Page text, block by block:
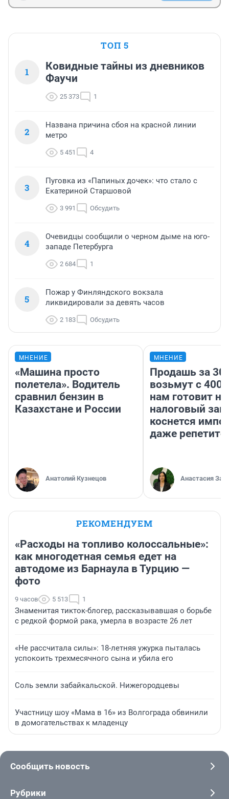
ТОП 5
1
Ковидные тайны из дневников
Фаучи
25 373 1
2
Названа причина сбоя на красной линии
метро
5 451 4
3
Пуговка из «Папиных дочек»: что стало с
Екатериной Старшовой
3 991 Обсудить
4
Очевидцы сообщили о черном дыме на юго-
западе Петербурга
2 684 1
5
Пожар у Финляндского вокзала
ликвидировали за девять часов
2 183 Обсудить
МНЕНИЕ
«Машина просто
полетела». Водитель
сравнил бензин в
Казахстане и России
Анатолий Кузнецов
МНЕНИЕ
Продашь за
возьмут с
нам готовит
налоговый
коснется
даже
Анастасия
РЕКОМЕНДУЕМ
«Расходы на топливо колоссальные»:
как многодетная семья едет на
автодоме из Барнаула в Турцию —
фото
9 часов 5 513 1
Знаменитая тикток-блогер, рассказывавшая о борьбе
с редкой формой рака, умерла в возрасте 26 лет
«Не рассчитала силы»: 18-летняя ужурка пыталась
успокоить трехмесячного сына и убила его
Соль земли забайкальской. Нижегородцевы
Участницу шоу «Мама в 16» из Волгограда обвинили
в домогательствах к младенцу
Сообщить новость
Рубрики